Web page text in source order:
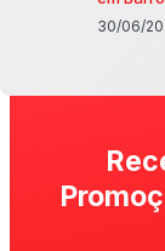
30/06/